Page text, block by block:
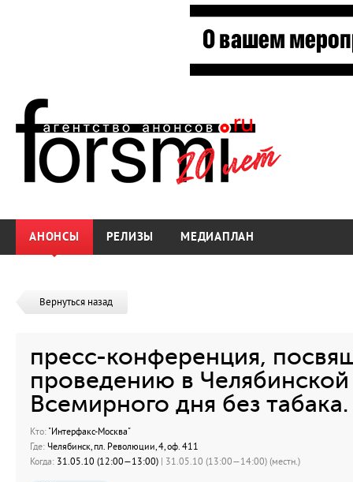
АНОНСЫ РЕЛИЗЫ МЕДИАПЛАН
Вернуться назад
пресс-конференция,
проведению в
Всемирного дня без табака.
Кто: "Интерфакс-Москва"
Где: Челябинск, пл. Революции, 4, оф. 411
Когда: 31.05.10 (12:00—13:00) | 31.05.10 (13:00—14:00) (местн.)